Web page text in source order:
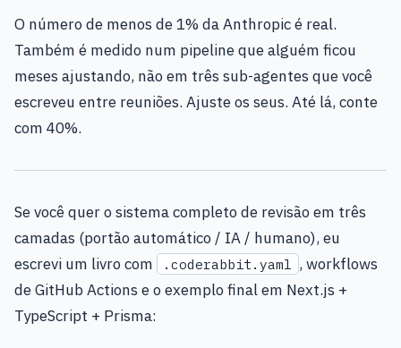
O número de menos de 1% da Anthropic é real.
Também é medido num pipeline que alguém ficou
meses ajustando, não em três sub-agentes que você
escreveu entre reuniões. Ajuste os seus. Até lá, conte
com 40%.
Se você quer o sistema completo de revisão em três
camadas (portão automático / IA / humano), eu
escrevi um livro com
.coderabbit.yaml
, workflows
de GitHub Actions e o exemplo final em Next.js +
TypeScript + Prisma: